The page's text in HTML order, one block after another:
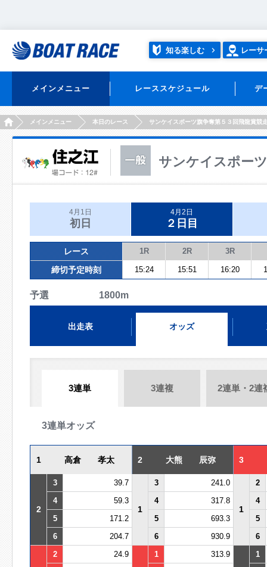
知る楽しむ レーサ
メインメニュー レーススケジュール デ
HOMEメインメニュー 本日のレース サンケイスポーツ旗争奪第５３回飛龍賞競
サンケイスポー
4月1日
初日
4月2日
２日目
レース 1R 2R 3R
締切予定時刻 15:24 15:51 16:20
予選 1800m
出走表 オッズ
3連単 3連複 2連単・2連
3連単オッズ
1 高倉 孝太 2 大熊 辰弥 3
2
3 39.7
1
3 241.0
1
2
4
59.3 4 317.8
4
5
171.2 5 693.3
5
6
204.7 6 930.9 6
2 24.9 1 313.9
1